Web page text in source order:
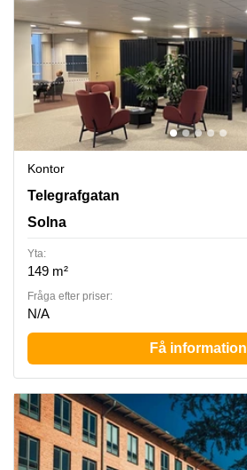
Kontor
Solna, Telegrafgatan 4, Solna
Telegrafgatan
Solna
Yta:
149 m²
Fråga efter priser:
N/A
Få information